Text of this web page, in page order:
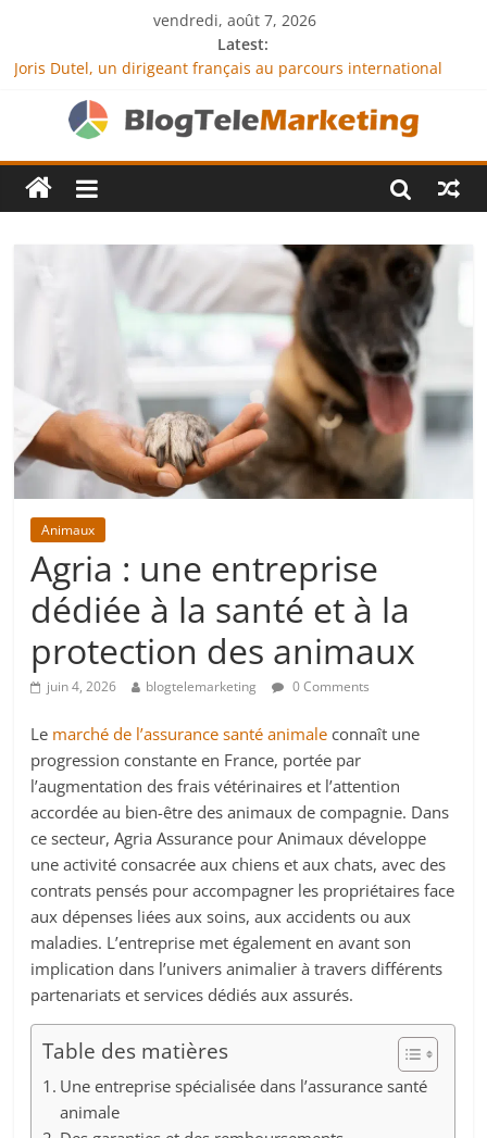
vendredi, août 7, 2026
Latest:
Joris Dutel, un dirigeant français au parcours international
Agria Assurance Animaux : comment l’entreprise se
démarque-t-elle de la concurrence ?
JCA Academy : l’excellence au service de l’indépendance
financière
Denis Bouclon : la diplomatie éducative comme moteur de
Next Terra International : des solutions logistiques au service
du commerce international
Animaux
Agria : une entreprise
dédiée à la santé et à la
protection des animaux
juin 4, 2026 blogtelemarketing 0 Comments
Le marché de l’assurance santé animale connaît une
progression constante en France, portée par
l’augmentation des frais vétérinaires et l’attention
accordée au bien-être des animaux de compagnie. Dans
ce secteur, Agria Assurance pour Animaux développe
une activité consacrée aux chiens et aux chats, avec des
contrats pensés pour accompagner les propriétaires face
aux dépenses liées aux soins, aux accidents ou aux
maladies. L’entreprise met également en avant son
implication dans l’univers animalier à travers différents
partenariats et services dédiés aux assurés.
Table des matières
Une entreprise spécialisée dans l’assurance santé
animale